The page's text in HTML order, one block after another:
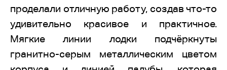
проделали отличную работу, создав что-то
удивительно красивое и практичное.
Мягкие линии лодки подчёркнуты
гранитно-серым металлическим цветом